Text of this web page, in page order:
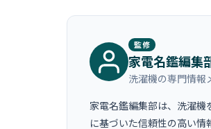
監修
家電名鑑編集
洗濯機の専門情報
家電名鑑編集部は、洗濯
に基づいた信頼性の高い情